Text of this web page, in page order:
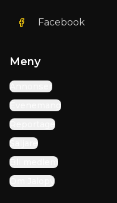
Facebook
Meny
Annonser
Evenemang
Reportage
Säljare
Bli medlem
Om Jalopy